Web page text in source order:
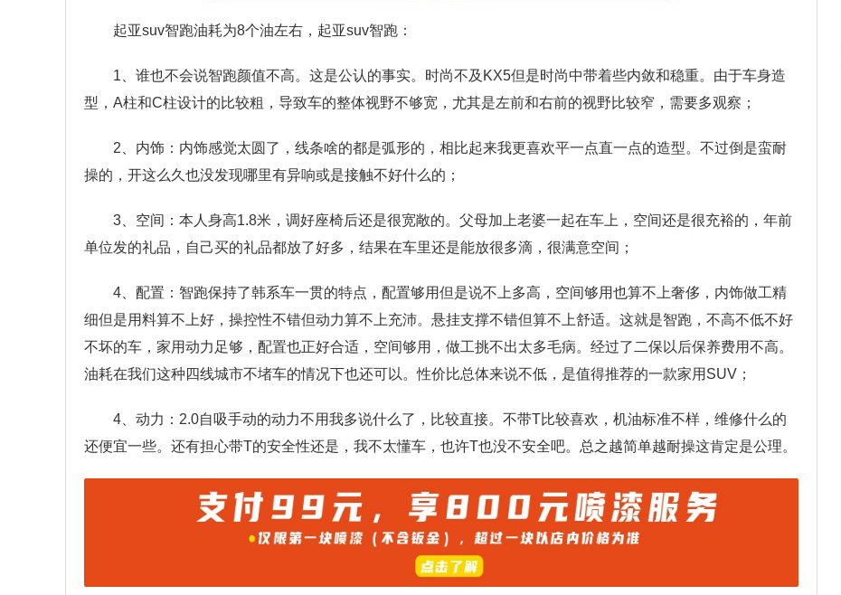
起亚suv智跑油耗为8个油左右，起亚suv智跑：
1、谁也不会说智跑颜值不高。这是公认的事实。时尚不及KX5但是时尚中带着些内敛和稳重。由于车身造
型，A柱和C柱设计的比较粗，导致车的整体视野不够宽，尤其是左前和右前的视野比较窄，需要多观察；
2、内饰：内饰感觉太圆了，线条啥的都是弧形的，相比起来我更喜欢平一点直一点的造型。不过倒是蛮耐
操的，开这么久也没发现哪里有异响或是接触不好什么的；
3、空间：本人身高1.8米，调好座椅后还是很宽敞的。父母加上老婆一起在车上，空间还是很充裕的，年前
单位发的礼品，自己买的礼品都放了好多，结果在车里还是能放很多滴，很满意空间；
4、配置：智跑保持了韩系车一贯的特点，配置够用但是说不上多高，空间够用也算不上奢侈，内饰做工精
细但是用料算不上好，操控性不错但动力算不上充沛。悬挂支撑不错但算不上舒适。这就是智跑，不高不低不好
不坏的车，家用动力足够，配置也正好合适，空间够用，做工挑不出太多毛病。经过了二保以后保养费用不高。
油耗在我们这种四线城市不堵车的情况下也还可以。性价比总体来说不低，是值得推荐的一款家用SUV；
4、动力：2.0自吸手动的动力不用我多说什么了，比较直接。不带T比较喜欢，机油标准不样，维修什么的
还便宜一些。还有担心带T的安全性还是，我不太懂车，也许T也没不安全吧。总之越简单越耐操这肯定是公理。